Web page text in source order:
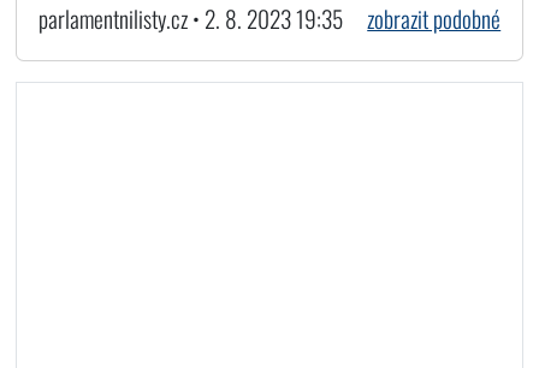
parlamentnilisty.cz • 2. 8. 2023 19:35 zobrazit podobné